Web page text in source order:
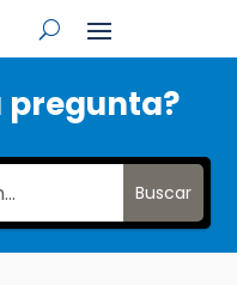
pregunta?
Buscar